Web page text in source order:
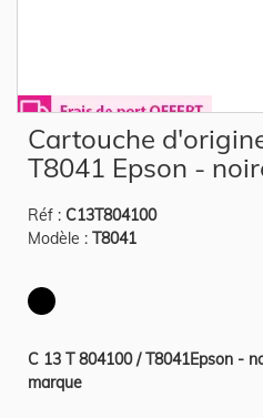
the
beginning
images
gallery
Cartouche
T8041 Epson -
Réf : C13T804100
Modèle : T8041
C 13 T 804100 / T8041Epson -
marque